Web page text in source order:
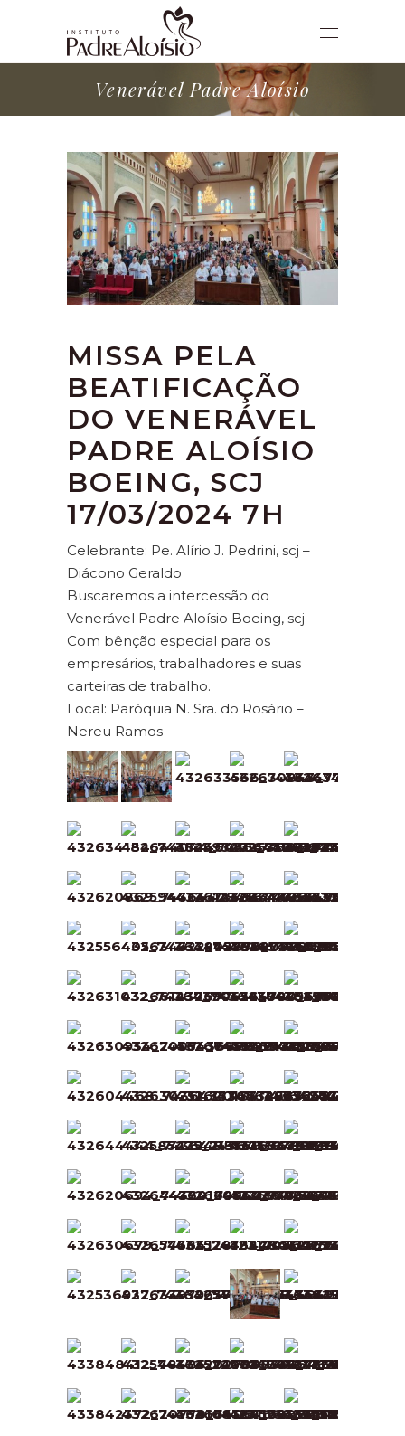
Venerável Padre Aloísio
MISSA PELA
BEATIFICAÇÃO
DO VENERÁVEL
PADRE ALOÍSIO
BOEING, SCJ
17/03/2024 7H
Celebrante: Pe. Alírio J. Pedrini, scj –
Diácono Geraldo
Buscaremos a intercessão do
Venerável Padre Aloísio Boeing, scj
Com bênção especial para os
empresários, trabalhadores e suas
carteiras de trabalho.
Local: Paróquia N. Sra. do Rosário –
Nereu Ramos